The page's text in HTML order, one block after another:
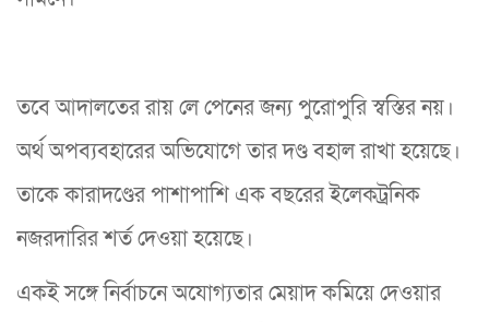
তবে আদালতের রায় লে পেনের জন্য পুরোপুরি স্বস্তির নয়।
অর্থ অপব্যবহারের অভিযোগে তার দণ্ড বহাল রাখা হয়েছে।
তাকে কারাদণ্ডের পাশাপাশি এক বছরের ইলেকট্রনিক
নজরদারির শর্ত দেওয়া হয়েছে।
একই সঙ্গে নির্বাচনে অযোগ্যতার মেয়াদ কমিয়ে দেওয়ার